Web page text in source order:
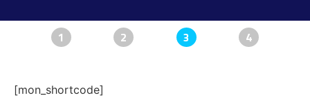
1 2 3 4
[mon_shortcode]